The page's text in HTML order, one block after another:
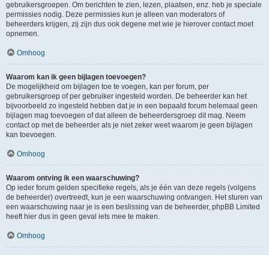
gebruikersgroepen. Om berichten te zien, lezen, plaatsen, enz. heb je speciale
permissies nodig. Deze permissies kun je alleen van moderators of
beheerders krijgen, zij zijn dus ook degene met wie je hierover contact moet
opnemen.
Omhoog
Waarom kan ik geen bijlagen toevoegen?
De mogelijkheid om bijlagen toe te voegen, kan per forum, per
gebruikersgroep of per gebruiker ingesteld worden. De beheerder kan het
bijvoorbeeld zo ingesteld hebben dat je in een bepaald forum helemaal geen
bijlagen mag toevoegen of dat alleen de beheerdersgroep dit mag. Neem
contact op met de beheerder als je niet zeker weet waarom je geen bijlagen
kan toevoegen.
Omhoog
Waarom ontving ik een waarschuwing?
Op ieder forum gelden specifieke regels, als je één van deze regels (volgens
de beheerder) overtreedt, kun je een waarschuwing ontvangen. Het sturen van
een waarschuwing naar je is een beslissing van de beheerder, phpBB Limited
heeft hier dus in geen geval iets mee te maken.
Omhoog